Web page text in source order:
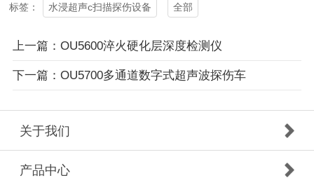
标签： 水浸超声c扫描探伤设备 全部
上一篇：OU5600淬火硬化层深度检测仪
下一篇：OU5700多通道数字式超声波探伤车
关于我们
产品中心